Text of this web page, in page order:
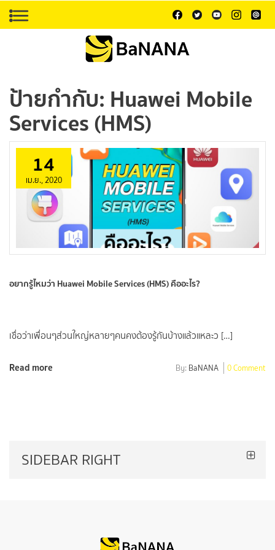
ป้ายกำกับ: Huawei Mobile
Services (HMS)
14
เม.ย., 2020
อยากรู้ไหมว่า Huawei Mobile Services (HMS) คืออะไร?
เชื่อว่าเพื่อนๆส่วนใหญ่หลายๆคนคงต้องรู้กันบ้างแล้วแหละว […]
Read more By: BaNANA 0 Comment
SIDEBAR RIGHT